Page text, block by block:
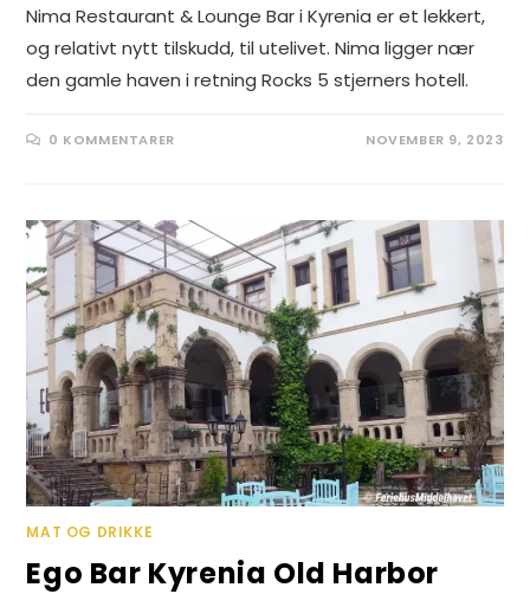
Nima Restaurant & Lounge Bar i Kyrenia er et lekkert,
og relativt nytt tilskudd, til utelivet. Nima ligger nær
den gamle haven i retning Rocks 5 stjerners hotell.
0 KOMMENTARER NOVEMBER 9, 2023
MAT OG DRIKKE
Ego Bar Kyrenia Old Harbor